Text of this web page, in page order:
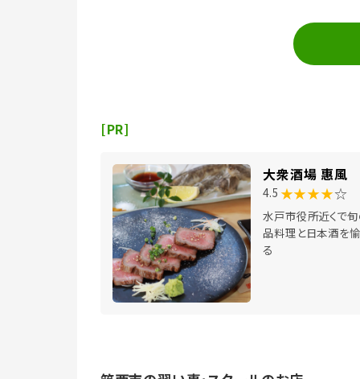
[PR]
大衆酒場 惠風
4.5 ★★★★☆
水戸市役所近くで
品料理と日本酒を
る